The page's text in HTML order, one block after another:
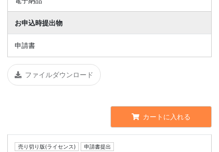
お申込時提出物
申請書
ファイルダウンロード
カートに入れる
売り切り版(ライセンス) 申請書提出